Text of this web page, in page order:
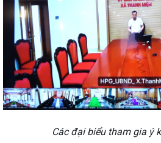
Các đại biểu tham gia ý